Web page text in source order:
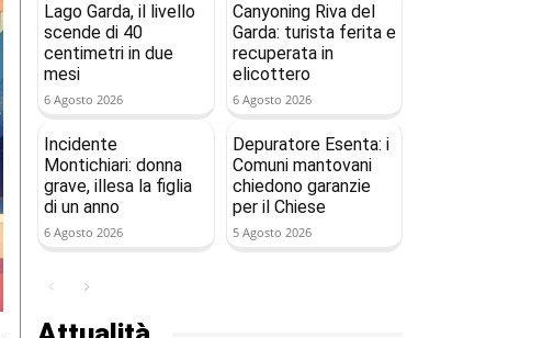
Lago Garda, il livello
scende di 40
centimetri in due
mesi
6 Agosto 2026
Canyoning Riva del
Garda: turista ferita e
recuperata in
elicottero
6 Agosto 2026
Incidente
Montichiari: donna
grave, illesa la figlia
di un anno
6 Agosto 2026
Depuratore Esenta: i
Comuni mantovani
chiedono garanzie
per il Chiese
5 Agosto 2026